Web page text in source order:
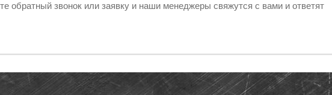
обратный звонок или заявку и наши менеджеры свяжутся с вами и ответят